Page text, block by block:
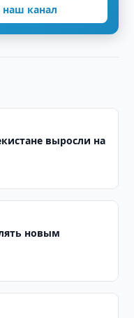
наш канал
выросли на
новым